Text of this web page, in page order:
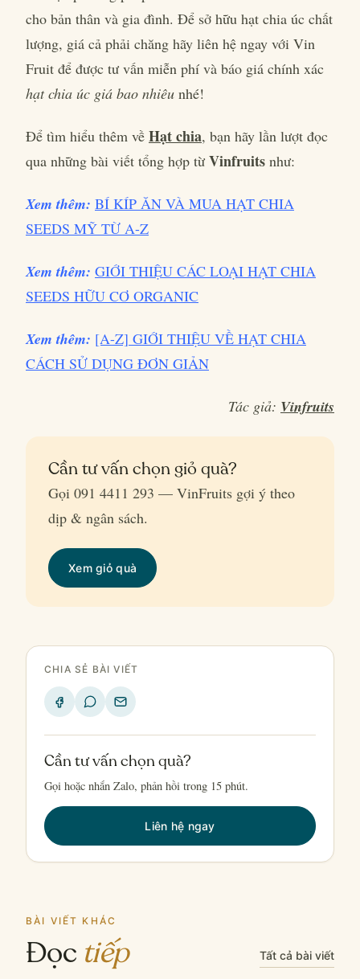
cho bản thân và gia đình. Để sở hữu hạt chia úc chất
lượng, giá cả phải chăng hãy liên hệ ngay với Vin
Fruit để được tư vấn miễn phí và báo giá chính xác
hạt chia úc giá bao nhiêu nhé!
Để tìm hiểu thêm về Hạt chia, bạn hãy lần lượt đọc
qua những bài viết tổng hợp từ Vinfruits như:
Xem thêm: BÍ KÍP ĂN VÀ MUA HẠT CHIA
SEEDS MỸ TỪ A-Z
Xem thêm: GIỚI THIỆU CÁC LOẠI HẠT CHIA
SEEDS HỮU CƠ ORGANIC
Xem thêm: [A-Z] GIỚI THIỆU VỀ HẠT CHIA
CÁCH SỬ DỤNG ĐƠN GIẢN
Tác giả: Vinfruits
Cần tư vấn chọn giỏ quà?
Gọi 091 4411 293 — VinFruits gợi ý theo
dịp & ngân sách.
Xem giỏ quà
CHIA SẺ BÀI VIẾT
Cần tư vấn chọn quà?
Gọi hoặc nhắn Zalo, phản hồi trong 15 phút.
Liên hệ ngay
BÀI VIẾT KHÁC
Đọc tiếp Tất cả bài viết